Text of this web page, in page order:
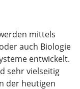
mittels
auch Biologie
entwickelt.
sehr vielseitig
der heutigen